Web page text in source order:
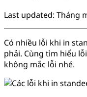
Last updated: Tháng
Có nhiều lỗi khi in
phải. Cùng tìm hiểu
không mắc lỗi nhé.